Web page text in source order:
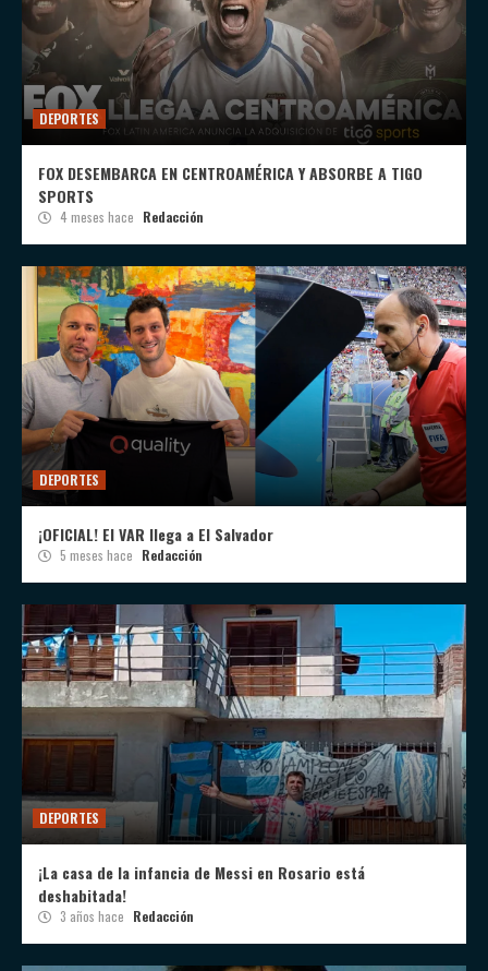
DEPORTES
FOX DESEMBARCA EN CENTROAMÉRICA Y ABSORBE A TIGO
SPORTS
4 meses hace Redacción
DEPORTES
¡OFICIAL! El VAR llega a El Salvador
5 meses hace Redacción
DEPORTES
¡La casa de la infancia de Messi en Rosario está
deshabitada!
3 años hace Redacción